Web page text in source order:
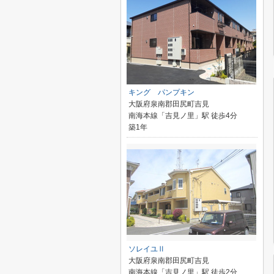
キング パンプキン
大阪府泉南郡田尻町吉見
南海本線「吉見ノ里」駅 徒歩4分
築1年
ソレイユⅡ
大阪府泉南郡田尻町吉見
南海本線「吉見ノ里」駅 徒歩2分